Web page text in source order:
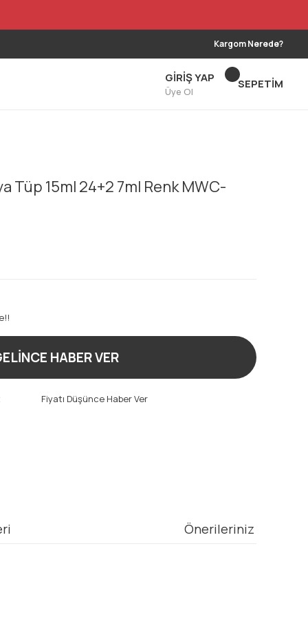
Kargom Nerede?
GİRİŞ YAP
Üye Ol
SEPETİM
Tüp 15ml 24+2 7ml Renk MWC-
HABER VER
Fiyatı Düşünce Haber Ver
Önerileriniz